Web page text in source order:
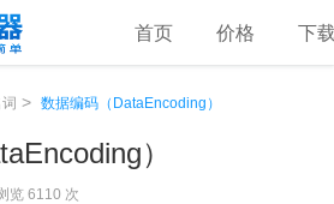
首页 价格 下
> 数据编码（DataEncoding）
）
览 6110 次